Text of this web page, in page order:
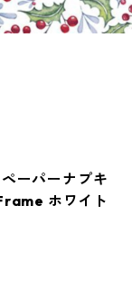
ーパーナプキ
ホワイト